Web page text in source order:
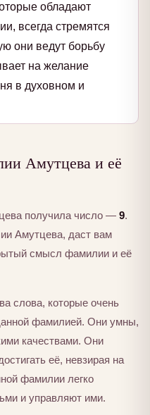
обладают
всегда стремятся
они ведут борьбу
на желание
в духовном и
Амутцева и её
получила число — 9.
Амутцева, даст вам
смысл фамилии и её
слова, которые очень
фамилией. Они умны,
качествами. Они
её, невзирая на
фамилии легко
и управляют ими.